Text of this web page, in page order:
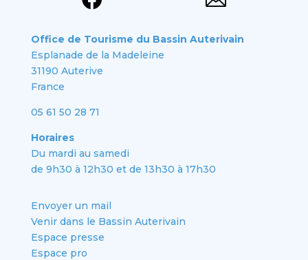
Office de Tourisme du Bassin Auterivain
Esplanade de la Madeleine
31190 Auterive
France
05 61 50 28 71
Horaires
Du mardi au samedi
de 9h30 à 12h30 et de 13h30 à 17h30
Envoyer un mail
Venir dans le Bassin Auterivain
Espace presse
Espace pro